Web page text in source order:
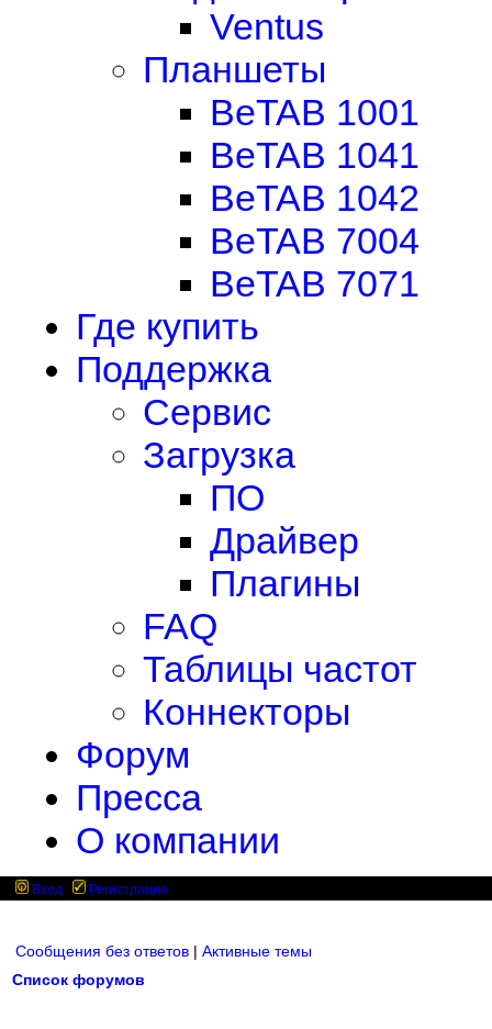
Ventus
Планшеты
BeTAB 1001
BeTAB 1041
BeTAB 1042
BeTAB 7004
BeTAB 7071
Где купить
Поддержка
Сервис
Загрузка
ПО
Драйвер
Плагины
FAQ
Таблицы частот
Коннекторы
Форум
Пресса
О компании
Вход Регистрация
Сообщения без ответов | Активные темы
Список форумов